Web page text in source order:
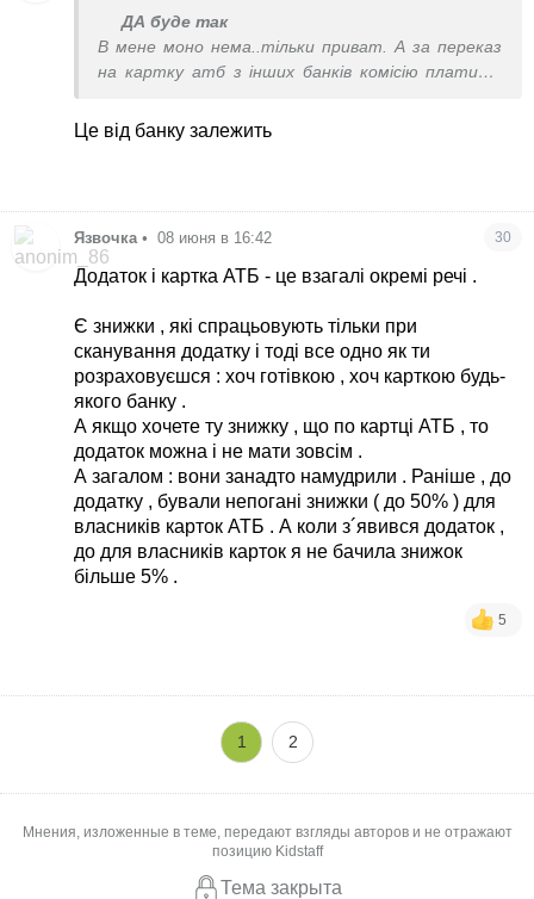
ДА буде так
В мене моно нема..тільки приват. А за переказ
на картку атб з інших банків комісію платити
Це від банку залежить
Язвочка • 08 июня в 16:42 30
Додаток і картка АТБ - це взагалі окремі речі .
Є знижки , які спрацьовують тільки при
сканування додатку і тоді все одно як ти
розраховуєшся : хоч готівкою , хоч карткою будь-
якого банку .
А якщо хочете ту знижку , що по картці АТБ , то
додаток можна і не мати зовсім .
А загалом : вони занадто намудрили . Раніше , до
додатку , бували непогані знижки ( до 50% ) для
власників карток АТБ . А коли з´явився додаток ,
до для власників карток я не бачила знижок
більше 5% .
5
1 2
Мнения, изложенные в теме, передают взгляды авторов и не отражают
позицию Kidstaff
Тема закрыта